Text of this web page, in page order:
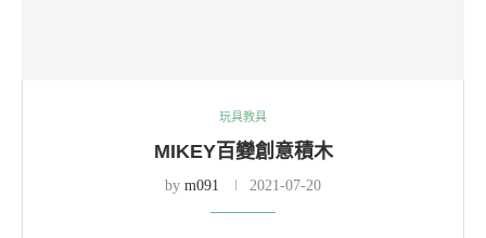
玩具教具
MIKEY百變創意積木
by m091 2021-07-20